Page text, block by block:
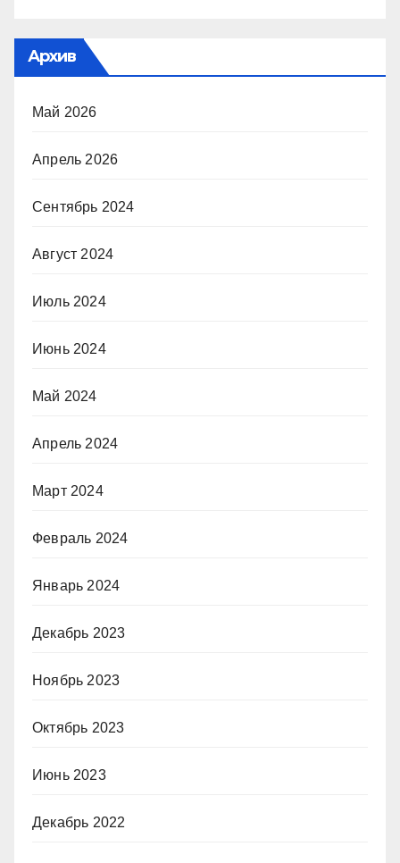
Архив
Май 2026
Апрель 2026
Сентябрь 2024
Август 2024
Июль 2024
Июнь 2024
Май 2024
Апрель 2024
Март 2024
Февраль 2024
Январь 2024
Декабрь 2023
Ноябрь 2023
Октябрь 2023
Июнь 2023
Декабрь 2022